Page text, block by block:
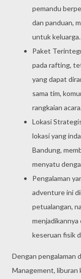
pemandu
dan panduan,
untuk keluarga.
Paket
pada rafting,
yang dapat
sama tim,
rangkaian
Lokasi
lokasi yang
Bandung,
menyatu
Pengalaman
adventure ini
petualangan,
menjadikannya
keseruan fisik
Dengan pengalaman
Management, liburan